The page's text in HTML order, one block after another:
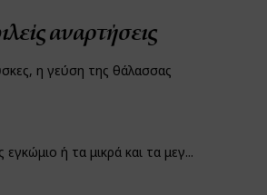
αναρτήσεις
η γεύση της θάλασσας
εγκώμιο ή τα μικρά και τα μεγ...